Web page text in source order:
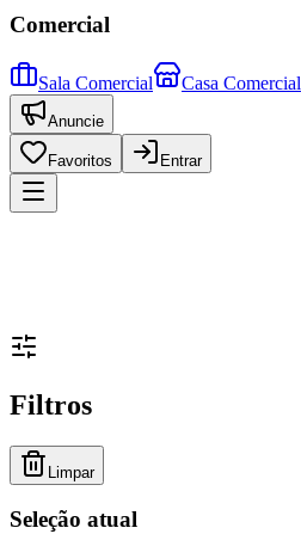
Comercial
Sala Comercial Casa Comercial
Anuncie
Favoritos Entrar
Filtros
Limpar
Seleção atual